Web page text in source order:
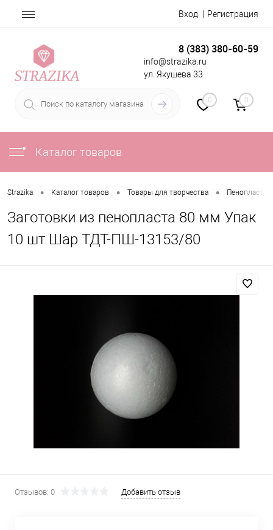
Вход Регистрация
8 (383) 380-60-59
info@strazika.ru
ул. Якушева 33
0 0
Каталог товаров
Strazika • Каталог товаров • Товары для творчества • Пенопласт
Заготовки из пенопласта 80 мм Упак
10 шт Шар ТДТ-ПШ-13153/80
Отзывов: 0 Добавить отзыв